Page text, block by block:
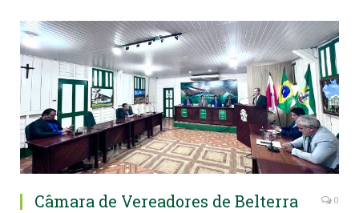
Câmara de Vereadores de Belterra
0